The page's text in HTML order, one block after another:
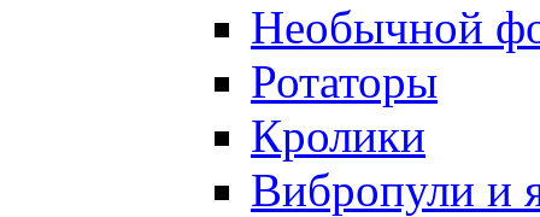
Необычной
Ротаторы
Кролики
Вибропули и